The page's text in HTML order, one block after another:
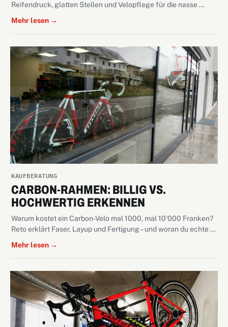
Reifendruck, glatten Stellen und Velopflege für die nasse …
Mehr lesen →
KAUFBERATUNG
CARBON-RAHMEN: BILLIG VS.
HOCHWERTIG ERKENNEN
Warum kostet ein Carbon-Velo mal 1000, mal 10'000 Franken?
Reto erklärt Faser, Layup und Fertigung – und woran du echte …
Mehr lesen →